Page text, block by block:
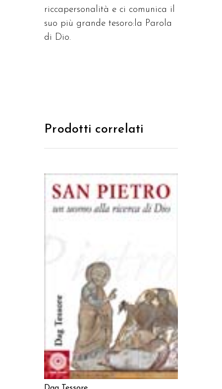
riccapersonalità e ci comunica il
suo più grande tesoro:la Parola
di Dio.
Prodotti correlati
AGGIUNGI AL CARRELLO